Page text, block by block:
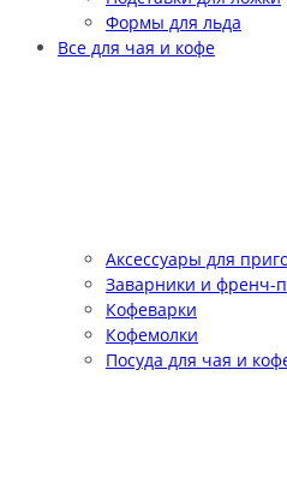
Формы для льда
Все для чая и кофе
Аксессуары для
Заварники и френч-
Кофеварки
Кофемолки
Посуда для чая и